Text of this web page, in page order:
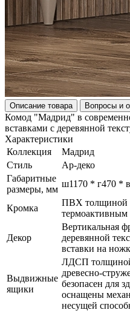
Описание товара Вопросы и
Комод "Мадрид" в
вставками с деревянной
Характеристики
Коллекция
Мадрид
Стиль
Ар-деко
Габаритные
размеры, мм
ш1170 * г470 *
Кромка
ПВХ толщиной
термоактивным
Декор
Вертикальная
деревянной
вставки на
Выдвижные
ящики
ЛДСП
древесно-
безопасен для
оснащены
несущей